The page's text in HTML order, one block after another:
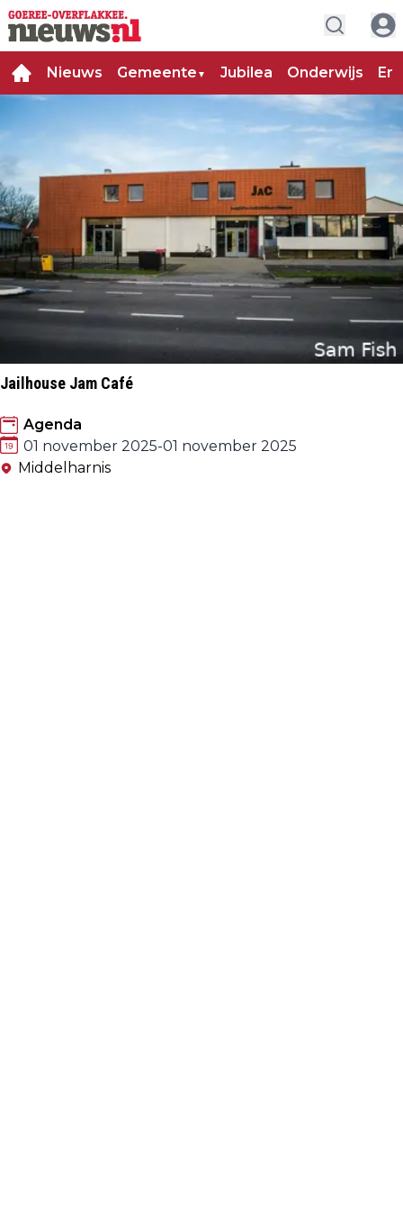
Nieuws Gemeente ▼ Jubilea Onderwijs
Jailhouse Jam Café
Agenda
01 november 2025-01 november 2025
Middelharnis